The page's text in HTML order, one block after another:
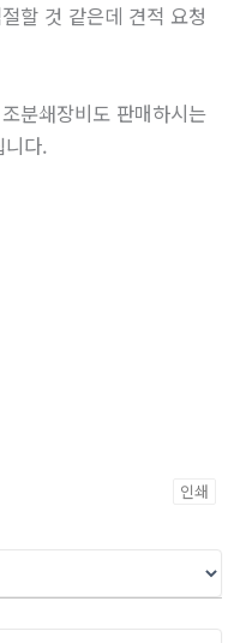
할 것 같은데 견적 요청
분쇄장비도 판매하시는
다.
인쇄